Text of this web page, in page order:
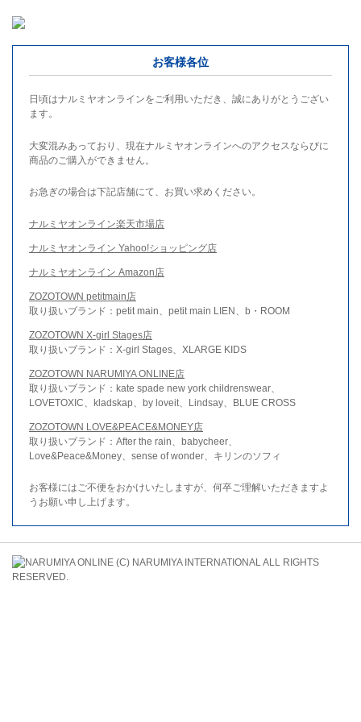
お客様各位
日頃はナルミヤオンラインをご利用いただき、誠にありがとうござい
ます。
大変混みあっており、現在ナルミヤオンラインへのアクセスならびに
商品のご購入ができません。
お急ぎの場合は下記店舗にて、お買い求めください。
ナルミヤオンライン楽天市場店
ナルミヤオンライン Yahoo!ショッピング店
ナルミヤオンライン Amazon店
ZOZOTOWN petitmain店
取り扱いブランド：petit main、petit main LIEN、b・ROOM
ZOZOTOWN X-girl Stages店
取り扱いブランド：X-girl Stages、XLARGE KIDS
ZOZOTOWN NARUMIYA ONLINE店
取り扱いブランド：kate spade new york childrenswear、
LOVETOXIC、kladskap、by loveit、Lindsay、BLUE CROSS
ZOZOTOWN LOVE&PEACE&MONEY店
取り扱いブランド：After the rain、babycheer、
Love&Peace&Money、sense of wonder、キリンのソフィ
お客様にはご不便をおかけいたしますが、何卒ご理解いただきますよ
うお願い申し上げます。